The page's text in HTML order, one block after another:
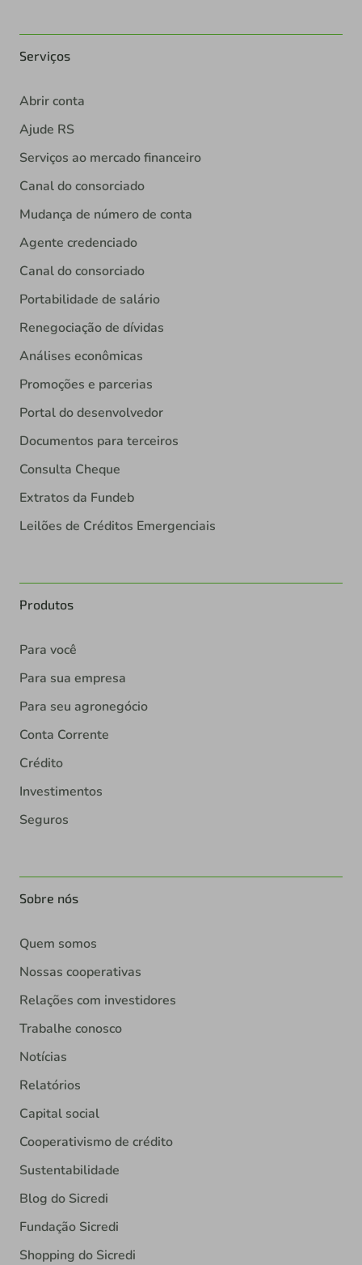
Serviços
Abrir conta
Ajude RS
Serviços ao mercado financeiro
Canal do consorciado
Mudança de número de conta
Agente credenciado
Canal do consorciado
Portabilidade de salário
Renegociação de dívidas
Análises econômicas
Promoções e parcerias
Portal do desenvolvedor
Documentos para terceiros
Consulta Cheque
Extratos da Fundeb
Leilões de Créditos Emergenciais
Produtos
Para você
Para sua empresa
Para seu agronegócio
Conta Corrente
Crédito
Investimentos
Seguros
Sobre nós
Quem somos
Nossas cooperativas
Relações com investidores
Trabalhe conosco
Notícias
Relatórios
Capital social
Cooperativismo de crédito
Sustentabilidade
Blog do Sicredi
Fundação Sicredi
Shopping do Sicredi